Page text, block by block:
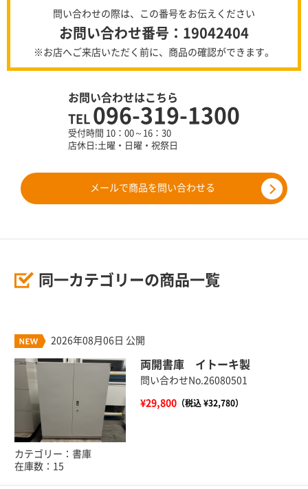
問い合わせの際は、この番号をお伝えください
お問い合わせ番号：19042404
※お店へご来店いただく前に、商品の確認ができます。
お問い合わせはこちら
TEL 096-319-1300
受付時間 10：00～16：30
店休日:土曜・日曜・祝祭日
メールで商品を問い合わせる
同一カテゴリーの商品一覧
2026年08月06日 公開
両開書庫 イトーキ製
問い合わせNo.26080501
¥29,800（税込 ¥32,780）
カテゴリー：書庫
在庫数：15